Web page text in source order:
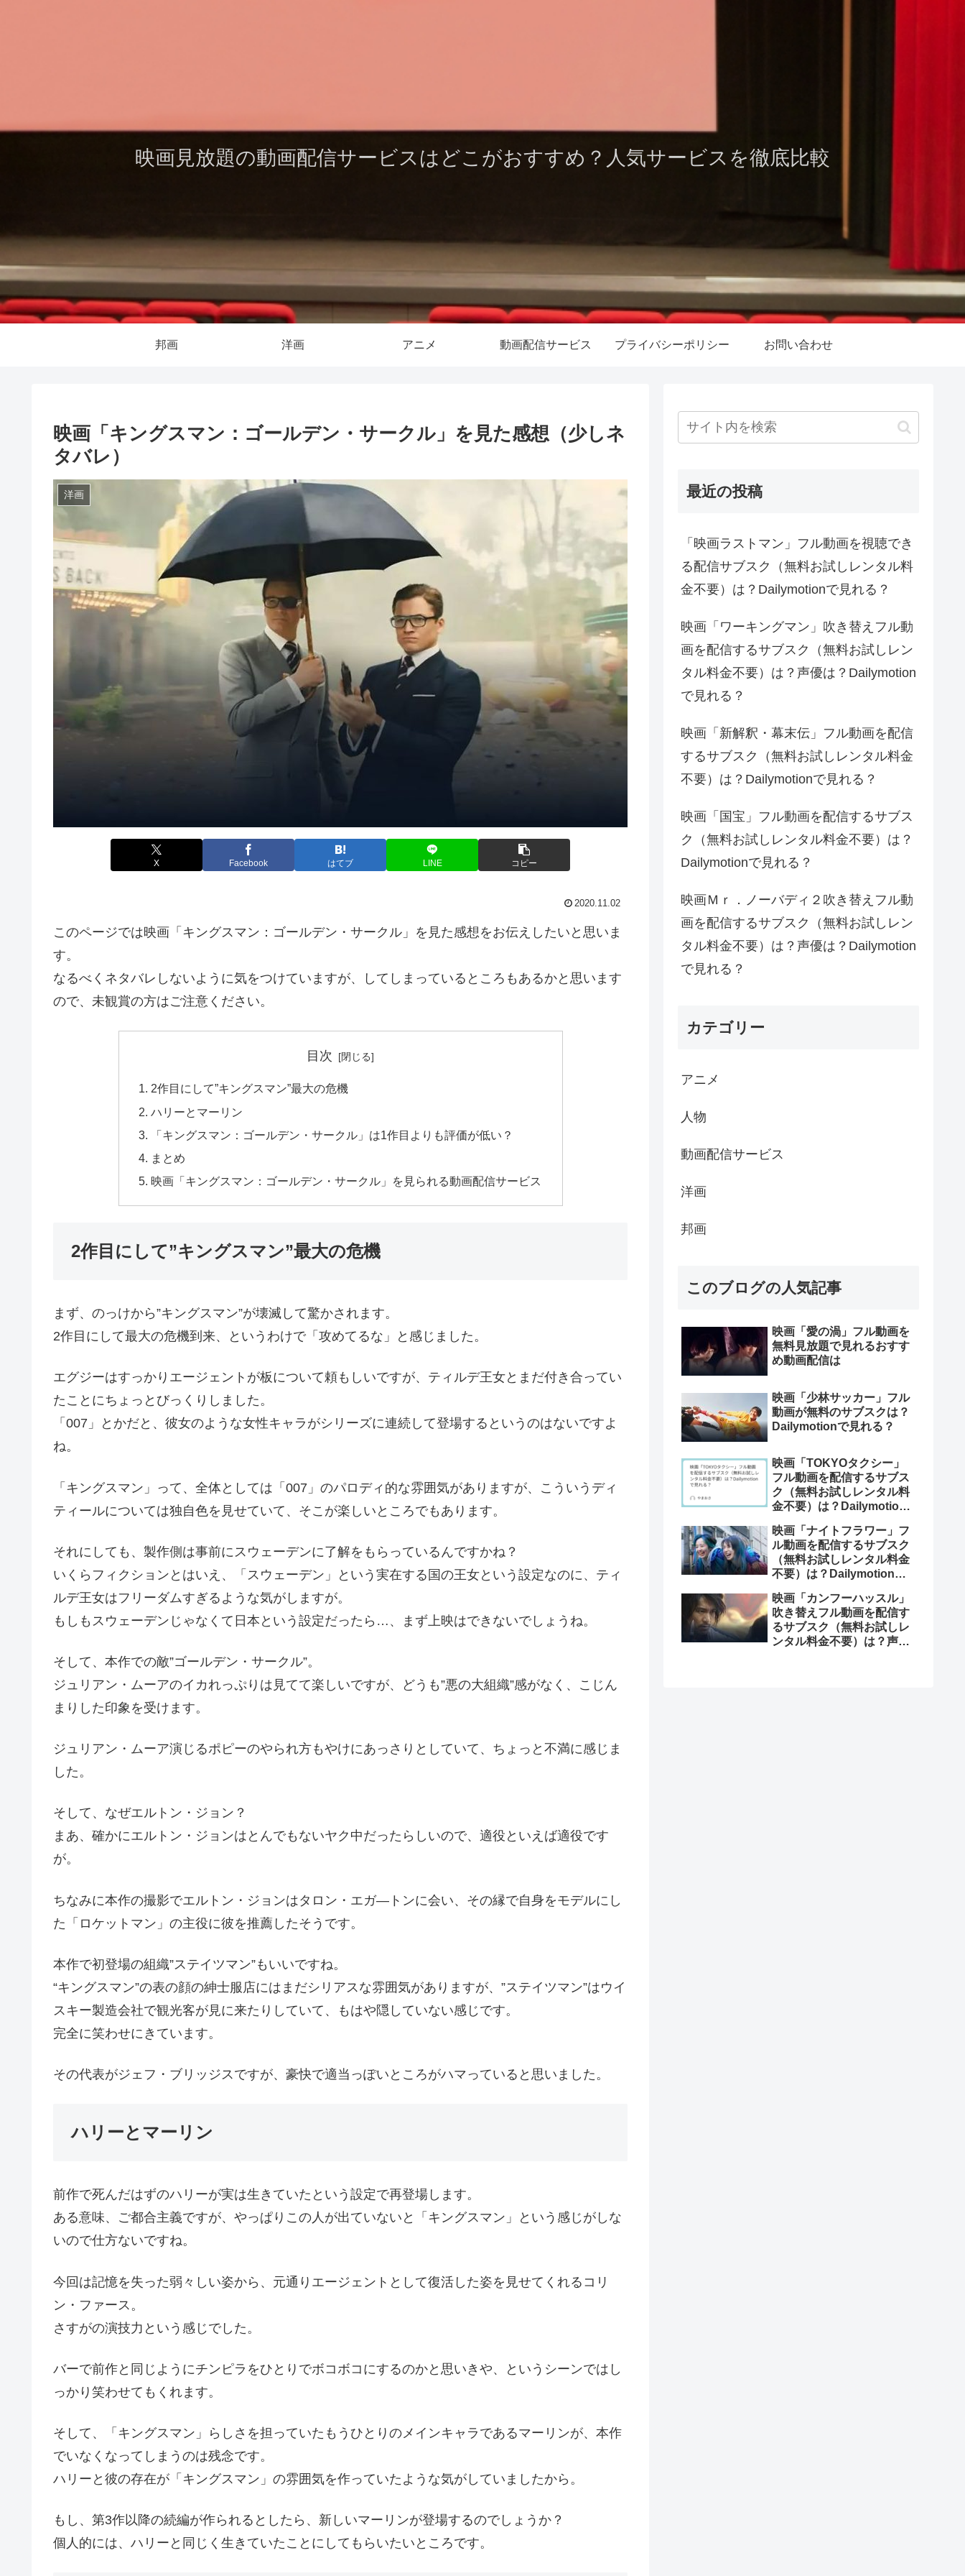
映画見放題の動画配信サービスはどこがおすすめ？人気サービスを徹底比較
邦画 洋画 アニメ 動画配信サービス プライバシーポリシー お問い合わせ
映画「キングスマン：ゴールデン・サークル」を見た感想（少しネ
タバレ）
洋画
X Facebook はてブ LINE コピー
2020.11.02
このページでは映画「キングスマン：ゴールデン・サークル」を見た感想をお伝えしたいと思いま
す。
なるべくネタバレしないように気をつけていますが、してしまっているところもあるかと思います
ので、未観賞の方はご注意ください。
目次
2作目にして”キングスマン”最大の危機
ハリーとマーリン
「キングスマン：ゴールデン・サークル」は1作目よりも評価が低い？
まとめ
映画「キングスマン：ゴールデン・サークル」を見られる動画配信サービス
2作目にして”キングスマン”最大の危機
まず、のっけから”キングスマン”が壊滅して驚かされます。
2作目にして最大の危機到来、というわけで「攻めてるな」と感じました。
エグジーはすっかりエージェントが板について頼もしいですが、ティルデ王女とまだ付き合ってい
たことにちょっとびっくりしました。
「007」とかだと、彼女のような女性キャラがシリーズに連続して登場するというのはないですよ
ね。
「キングスマン」って、全体としては「007」のパロディ的な雰囲気がありますが、こういうディ
ティールについては独自色を見せていて、そこが楽しいところでもあります。
それにしても、製作側は事前にスウェーデンに了解をもらっているんですかね？
いくらフィクションとはいえ、「スウェーデン」という実在する国の王女という設定なのに、ティ
ルデ王女はフリーダムすぎるような気がしますが。
もしもスウェーデンじゃなくて日本という設定だったら…、まず上映はできないでしょうね。
そして、本作での敵”ゴールデン・サークル”。
ジュリアン・ムーアのイカれっぷりは見てて楽しいですが、どうも”悪の大組織”感がなく、こじん
まりした印象を受けます。
ジュリアン・ムーア演じるポピーのやられ方もやけにあっさりとしていて、ちょっと不満に感じま
した。
そして、なぜエルトン・ジョン？
まあ、確かにエルトン・ジョンはとんでもないヤク中だったらしいので、適役といえば適役です
が。
ちなみに本作の撮影でエルトン・ジョンはタロン・エガ―トンに会い、その縁で自身をモデルにし
た「ロケットマン」の主役に彼を推薦したそうです。
本作で初登場の組織”ステイツマン”もいいですね。
“キングスマン”の表の顔の紳士服店にはまだシリアスな雰囲気がありますが、”ステイツマン”はウイ
スキー製造会社で観光客が見に来たりしていて、もはや隠していない感じです。
完全に笑わせにきています。
その代表がジェフ・ブリッジスですが、豪快で適当っぽいところがハマっていると思いました。
ハリーとマーリン
前作で死んだはずのハリーが実は生きていたという設定で再登場します。
ある意味、ご都合主義ですが、やっぱりこの人が出ていないと「キングスマン」という感じがしな
いので仕方ないですね。
今回は記憶を失った弱々しい姿から、元通りエージェントとして復活した姿を見せてくれるコリ
ン・ファース。
さすがの演技力という感じでした。
バーで前作と同じようにチンピラをひとりでボコボコにするのかと思いきや、というシーンではし
っかり笑わせてもくれます。
そして、「キングスマン」らしさを担っていたもうひとりのメインキャラであるマーリンが、本作
でいなくなってしまうのは残念です。
ハリーと彼の存在が「キングスマン」の雰囲気を作っていたような気がしていましたから。
もし、第3作以降の続編が作られるとしたら、新しいマーリンが登場するのでしょうか？
個人的には、ハリーと同じく生きていたことにしてもらいたいところです。
最近の投稿
「映画ラストマン」フル動画を視聴でき
る配信サブスク（無料お試しレンタル料
金不要）は？Dailymotionで見れる？
映画「ワーキングマン」吹き替えフル動
画を配信するサブスク（無料お試しレン
タル料金不要）は？声優は？Dailymotion
で見れる？
映画「新解釈・幕末伝」フル動画を配信
するサブスク（無料お試しレンタル料金
不要）は？Dailymotionで見れる？
映画「国宝」フル動画を配信するサブス
ク（無料お試しレンタル料金不要）は？
Dailymotionで見れる？
映画Ｍｒ．ノーバディ２吹き替えフル動
画を配信するサブスク（無料お試しレン
タル料金不要）は？声優は？Dailymotion
で見れる？
カテゴリー
アニメ
人物
動画配信サービス
洋画
邦画
このブログの人気記事
映画「愛の渦」フル動画を
無料見放題で見れるおすす
め動画配信は
映画「少林サッカー」フル
動画が無料のサブスクは？
Dailymotionで見れる？
映画「TOKYOタクシー」
フル動画を配信するサブス
ク（無料お試しレンタル料
金不要）は？Dailymotion
映画「ナイトフラワー」フ
ル動画を配信するサブスク
（無料お試しレンタル料金
不要）は？Dailymotionで
映画「カンフーハッスル」
吹き替えフル動画を配信す
るサブスク（無料お試しレ
ンタル料金不要）は？声優